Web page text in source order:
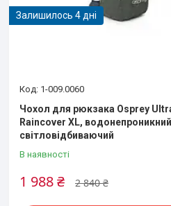
Залишилось 4 дні
1-009.0060
Чохол для рюкзака Osprey
Raincover XL,
світловідбиваючий
В наявності
2 840 ₴
1 988 ₴